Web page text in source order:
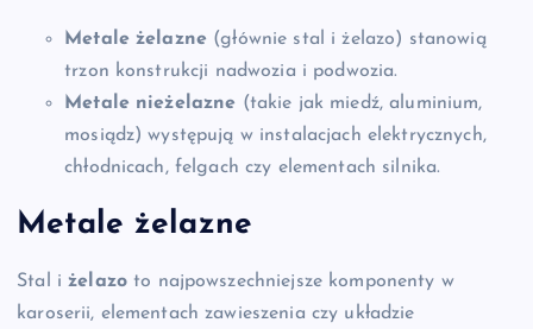
Metale żelazne (głównie stal i żelazo) stanowią
trzon konstrukcji nadwozia i podwozia.
Metale nieżelazne (takie jak miedź, aluminium,
mosiądz) występują w instalacjach elektrycznych,
chłodnicach, felgach czy elementach silnika.
Metale żelazne
Stal iżelazoto najpowszechniejsze komponenty w
karoserii, elementach zawieszenia czy układzie